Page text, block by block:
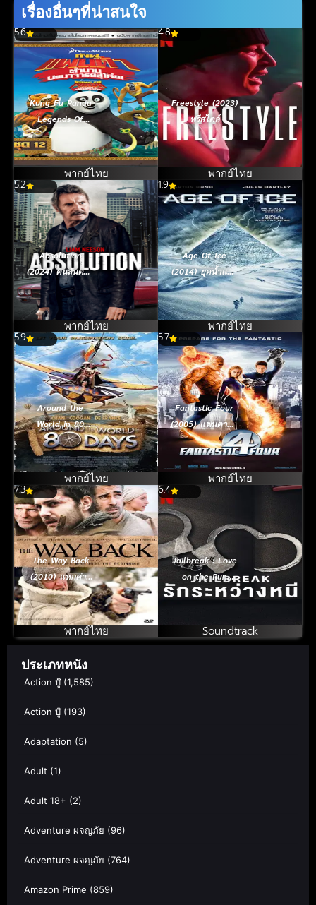
เรื่องอื่นๆที่น่าสนใจ
5.6
Kung Fu Panda
Legends Of
Awesomeness
Vol.12 กังฟู
แพนด้า ตำนาน
ปรมาจารย์สุโค่ย!
ชุด12
พากย์ไทย
4.8
Freestyle (2023)
ฟรีสไตล์
พากย์ไทย
5.2
Absolution
(2024) คนสันดาน
เดือด
พากย์ไทย
1.9
Age Of Ice
(2014) ยุคน้ำแข็ง
กลืนโลก
พากย์ไทย
5.9
Around the
World in 80
Days (2004) เฉิน
หลง 80 วันจาร
กรรมฟัดข้ามโลก
พากย์ไทย
5.7
Fantastic Four
(2005) แฟนตาสติ
ค โฟร์ สี่พลังคน
กายสิทธิ์
พากย์ไทย
7.3
The Way Back
(2010) แหกค่าย
นรก หนีข้ามแผ่น
ดิน
พากย์ไทย
6.4
Jailbreak : Love
on the Run
(2024) รักระหว่าง
Soundtrack
ประเภทหนัง
Action บู๊(1,585)
Action บู๊(193)
Adaptation (5)
Adult (1)
Adult 18+ (2)
Adventure ผจญภัย (96)
Adventure ผจญภัย (764)
Amazon Prime (859)